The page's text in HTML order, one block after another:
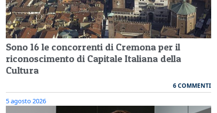
Sono 16 le concorrenti di Cremona per il
riconoscimento di Capitale Italiana della
Cultura
6 COMMENTI
5 agosto 2026